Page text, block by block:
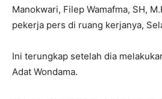
Manokwari, Filep Wamafma, SH,
pekerja pers di ruang kerjanya,
Ini terungkap setelah dia
Adat Wondama.